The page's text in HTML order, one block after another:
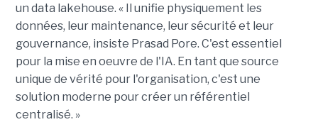
un data lakehouse. « Il unifie physiquement les
données, leur maintenance, leur sécurité et leur
gouvernance, insiste Prasad Pore. C'est essentiel
pour la mise en oeuvre de l'IA. En tant que source
unique de vérité pour l'organisation, c'est une
solution moderne pour créer un référentiel
centralisé. »